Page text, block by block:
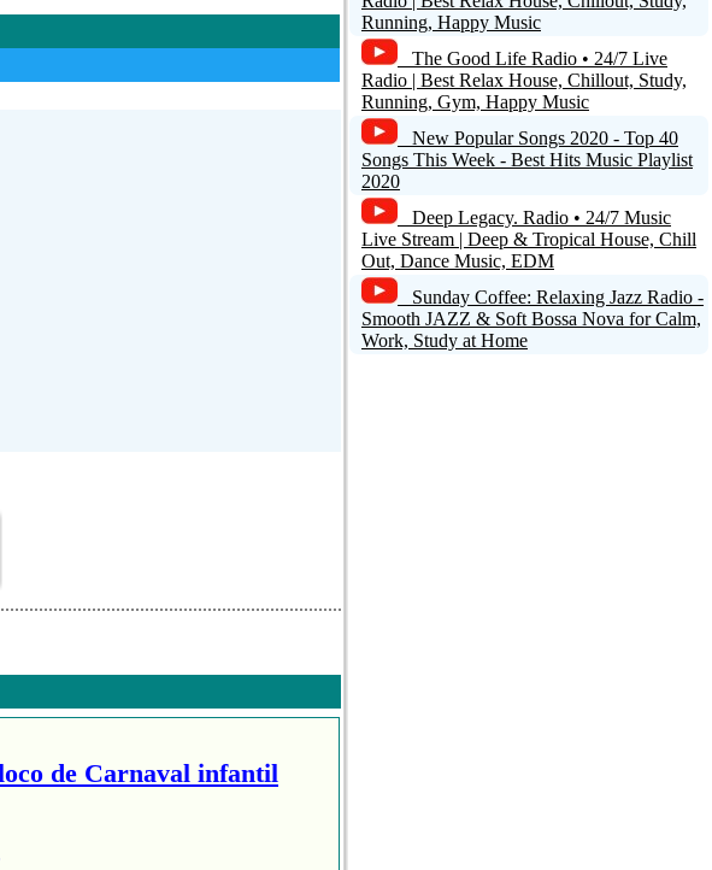
de Carnaval infantil
Running, Happy Music
The Good Life Radio • 24/7 Live
Radio | Best Relax House, Chillout, Study,
Running, Gym, Happy Music
New Popular Songs 2020 - Top 40
Songs This Week - Best Hits Music Playlist
2020
Deep Legacy. Radio • 24/7 Music
Live Stream | Deep & Tropical House, Chill
Out, Dance Music, EDM
Sunday Coffee: Relaxing Jazz Radio -
Smooth JAZZ & Soft Bossa Nova for Calm,
Work, Study at Home